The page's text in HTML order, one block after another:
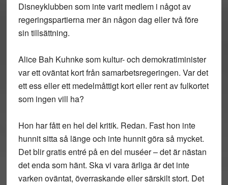
Disneyklubben som inte varit medlem i något av
regeringspartierna mer än någon dag eller två före
sin tillsättning.
Alice Bah Kuhnke som kultur- och demokratiminister
var ett oväntat kort från samarbetsregeringen. Var det
ett ess eller ett medelmåttigt kort eller rent av fulkortet
som ingen vill ha?
Hon har fått en hel del kritik. Redan. Fast hon inte
hunnit sitta så länge och inte hunnit göra så mycket.
Det blir gratis entré på en del muséer – det är nästan
det enda som hänt. Ska vi vara ärliga är det inte
varken oväntat, överraskande eller särskilt stort. Det